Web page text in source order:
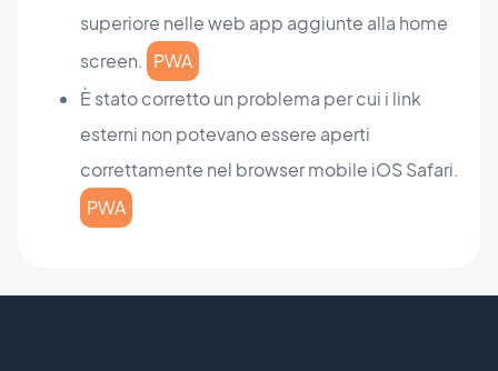
superiore nelle web app aggiunte alla home
screen. PWA
È stato corretto un problema per cui i link
esterni non potevano essere aperti
correttamente nel browser mobile iOS Safari.
PWA